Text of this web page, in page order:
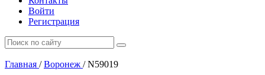
Войти
Регистрация
Главная / Воронеж /N59019